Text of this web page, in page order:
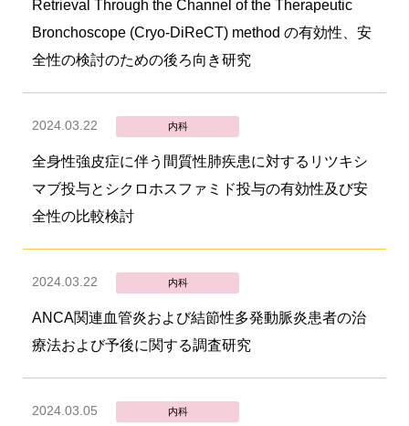
Retrieval Through the Channel of the Therapeutic
Bronchoscope (Cryo-DiReCT) method の有効性、安
全性の検討のための後ろ向き研究
2024.03.22 内科
全身性強皮症に伴う間質性肺疾患に対するリツキシ
マブ投与とシクロホスファミド投与の有効性及び安
全性の比較検討
2024.03.22 内科
ANCA関連血管炎および結節性多発動脈炎患者の治
療法および予後に関する調査研究
2024.03.05 内科